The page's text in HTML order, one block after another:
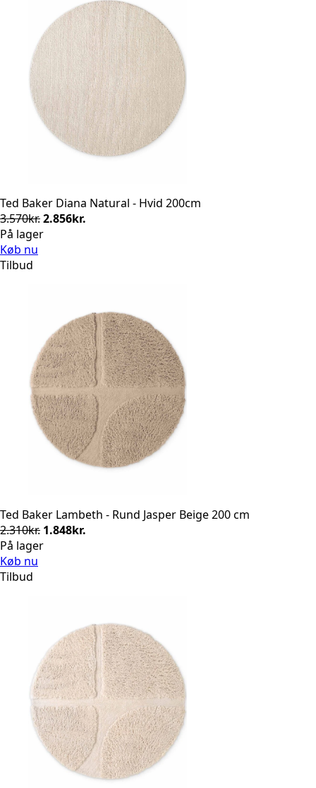
Ted Baker Diana Natural - Hvid 200cm
3.570kr.Den
oprindelige
2.856kr.
På lager
Køb nu
Tilbud
Ted Baker Lambeth - Rund Jasper Beige 200 cm
2.310kr. Den
oprindelige
1.848kr.
På lager
Køb nu
Tilbud